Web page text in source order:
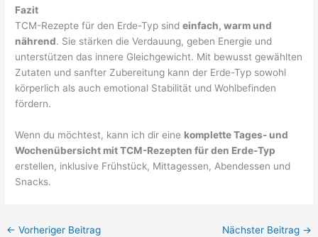
Fazit
TCM-Rezepte für den Erde-Typ sindeinfach, warm und
nährend. Sie stärken die Verdauung, geben Energie und
unterstützen das innere Gleichgewicht. Mit bewusst gewählten
Zutaten und sanfter Zubereitung kann der Erde-Typ sowohl
körperlich als auch emotional Stabilität und Wohlbefinden
fördern.
Wenn du möchtest, kann ich dir eine komplette Tages- und
Wochenübersicht mit TCM-Rezepten für den Erde-Typ
erstellen, inklusive Frühstück, Mittagessen, Abendessen und
Snacks.
← Vorheriger Beitrag Nächster Beitrag →